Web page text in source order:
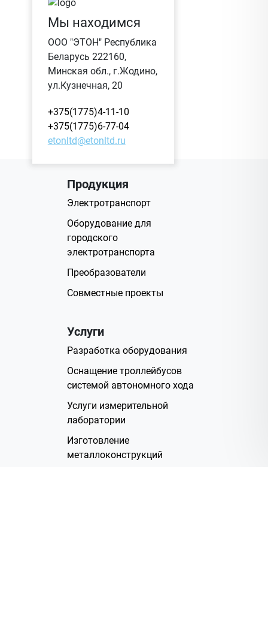
Мы находимся
ООО "ЭТОН" Республика
Беларусь 222160,
Минская обл., г.Жодино,
ул.Кузнечная, 20
+375(1775)4-11-10
+375(1775)6-77-04
etonltd@etonltd.ru
Продукция
Электротранспорт
Оборудование для
городского
электротранспорта
Преобразователи
Совместные проекты
Услуги
Разработка оборудования
Оснащение троллейбусов
системой автономного хода
Услуги измерительной
лаборатории
Изготовление
металлоконструкций